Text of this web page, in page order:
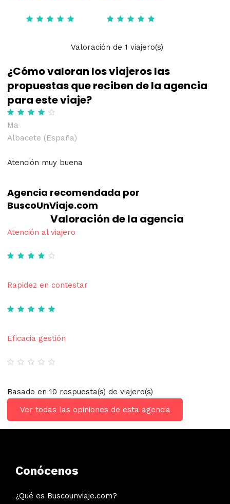
Valoración de 1 viajero(s)
¿Cómo valoran los viajeros las
propuestas que reciben de la agencia
para este viaje?
Ma
Albacete (España)
Atención muy buena
Agencia recomendada por
BuscoUnViaje.com
Valoración de la agencia
Atención al viajero
Rapidez en contestar
Eficacia gestión
Basado en 10 respuesta(s) de viajero(s)
Ver todas las opiniones de esta agencia
Conócenos
¿Qué es Buscounviaje.com?